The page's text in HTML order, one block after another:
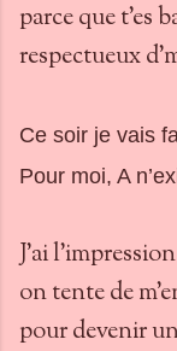
parce que t'es
respectueux
Ce soir je vais
Pour moi, A
J'ai
on tente de
pour devenir